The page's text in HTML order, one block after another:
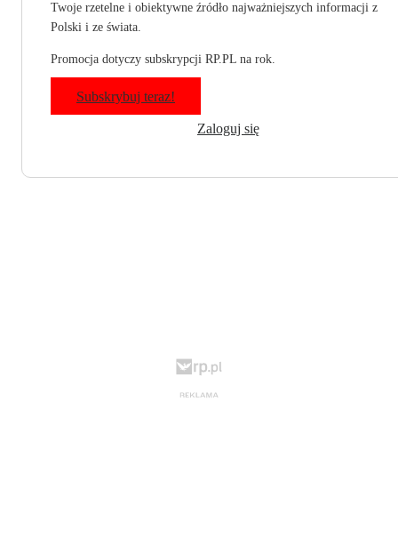
Twoje rzetelne i obiektywne źródło najważniejszych informacji z
Polski i ze świata.
Promocja dotyczy subskrypcji RP.PL na rok.
Subskrybuj teraz!
Zaloguj się